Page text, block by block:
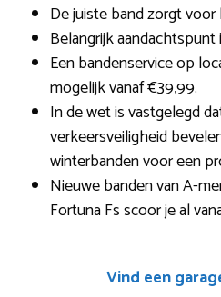
De juiste band zorgt
Belangrijk
Een bandenservice op
mogelijk vanaf €39,99.
In de wet is vastgelegd
verkeersveiligheid
winterbanden voor een
Nieuwe banden van A-
Fortuna Fs scoor je al
Vind een